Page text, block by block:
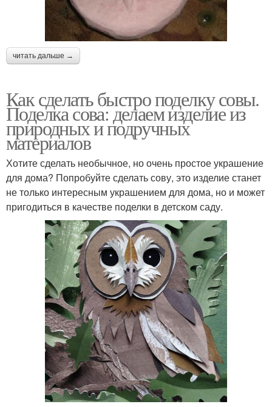
читать дальше →
Как сделать быстро поделку совы.
Поделка сова: делаем изделие из
природных и подручных
материалов
Хотите сделать необычное, но очень простое украшение
для дома? Попробуйте сделать сову, это изделие станет
не только интересным украшением для дома, но и может
пригодиться в качестве поделки в детском саду.